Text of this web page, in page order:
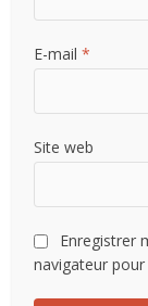
E-mail*
Site web
Enregistrer
navigateur